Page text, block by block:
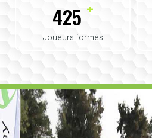
425 +
Joueurs formés